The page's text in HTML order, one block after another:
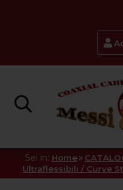
Sei in: Home »
Ultraflessibili / Curve